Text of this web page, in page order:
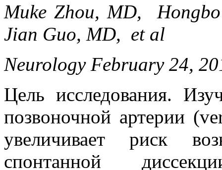
Muke Zhou, MD,
Jian Guo, MD, et al
Neurology February 24,
Цель исследования.
позвоночной артерии
увеличивает риск
спонтанной